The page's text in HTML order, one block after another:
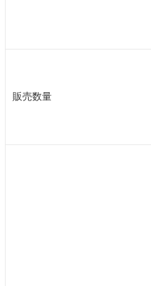
販売数量